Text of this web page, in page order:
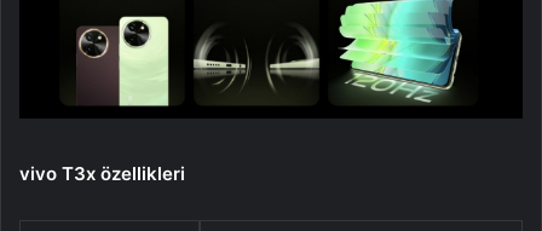
vivo T3x özellikleri